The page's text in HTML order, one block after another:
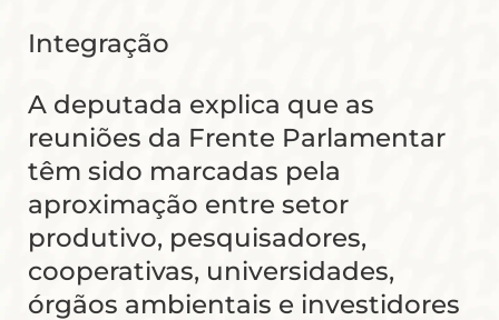
Integração
A deputada explica que as
reuniões da Frente Parlamentar
têm sido marcadas pela
aproximação entre setor
produtivo, pesquisadores,
cooperativas, universidades,
órgãos ambientais e investidores